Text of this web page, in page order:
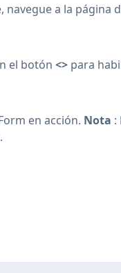
a la página
el botón <> para
en acción. Nota :